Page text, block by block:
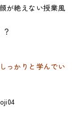
が絶えない授業風
？
っかりと学んでい